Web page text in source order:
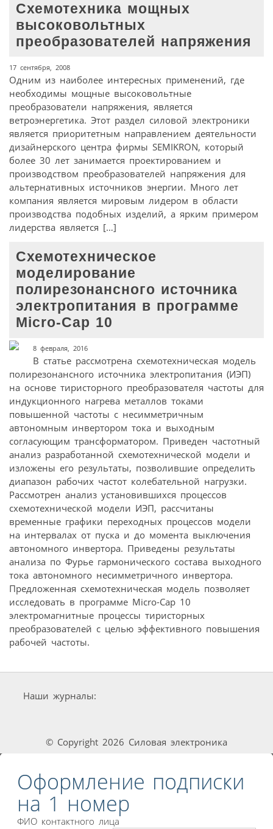
Схемотехника мощных
высоковольтных
преобразователей напряжения
17 сентября, 2008
Одним из наиболее интересных применений, где
необходимы мощные высоковольтные
преобразователи напряжения, является
ветроэнергетика. Этот раздел силовой электроники
является приоритетным направлением деятельности
дизайнерского центра фирмы SEMIKRON, который
более 30 лет занимается проектированием и
производством преобразователей напряжения для
альтернативных источников энергии. Много лет
компания является мировым лидером в области
производства подобных изделий, а ярким примером
лидерства является […]
Схемотехническое
моделирование
полирезонансного источника
электропитания в программе
Micro-Cap 10
8 февраля, 2016
В статье рассмотрена схемотехническая модель
полирезонансного источника электропитания (ИЭП)
на основе тиристорного преобразователя частоты для
индукционного нагрева металлов токами
повышенной частоты с несимметричным
автономным инвертором тока и выходным
согласующим трансформатором. Приведен частотный
анализ разработанной схемотехнической модели и
изложены его результаты, позволившие определить
диапазон рабочих частот колебательной нагрузки.
Рассмотрен анализ установившихся процессов
схемотехнической модели ИЭП, рассчитаны
временные графики переходных процессов модели
на интервалах от пуска и до момента выключения
автономного инвертора. Приведены результаты
анализа по Фурье гармонического состава выходного
тока автономного несимметричного инвертора.
Предложенная схемотехническая модель позволяет
исследовать в программе Micro-Cap 10
электромагнитные процессы тиристорных
преобразователей с целью эффективного повышения
рабочей частоты.
Наши журналы:
© Copyright 2026 Силовая электроника
Оформление подписки
на 1 номер
ФИО контактного лица